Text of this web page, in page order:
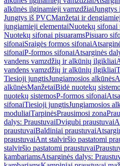
alkūnės ilginamieji vamzdžiaiJungtys
Jungtys iš PVCManžetai ir
jungiamieji elementaiNuotekų sifonai
Nuotekų sifonai pisuaramsPisuaro
sifonaiSraigės formos sifonai
sifonaiP-formos sifonaiAtsarginės
vandens vamzdžių ir alkūnių ilgikliai
vandens vamzdžių ir alkūnių ilgikliai
Tiesioji jungtisJungiamosios alkūnės
alkūnėsManžetaiBidė nuotekų
nuotekų sistemosP-formos sifonai
sifonaiTiesioji jungtisJungiamosios
moduliaiTarpinėsPrausimosi zona
dalys: PraustuvaiDvigubi praustuvai
praustuvaiBaldiniai praustuvai
praustuvaiAnt stalviršio pastatomi
stalviršio pastatomi praustuvai
kambariamsAtsarginės dalys: